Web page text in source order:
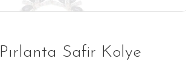
Safir Kolye